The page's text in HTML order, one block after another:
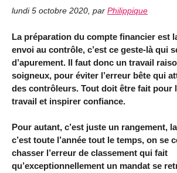
lundi 5 octobre 2020 par Philippique
La préparation du compte financier est
envoi au contrôle, c’est ce geste-là qui
d’apurement. Il faut donc un travail
soigneux, pour éviter l’erreur bête qui
des contrôleurs. Tout doit être fait pour
travail et inspirer confiance.
Pour autant, c’est juste un rangement,
c’est toute l’année tout le temps, on se
chasser l’erreur de classement qui fait
qu’exceptionnellement un mandat se